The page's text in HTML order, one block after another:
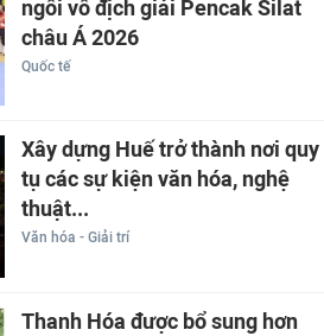
ngôi vô địch giải Pencak Silat
châu Á 2026
Quốc tế
Xây dựng Huế trở thành nơi quy
tụ các sự kiện văn hóa, nghệ
thuật...
Văn hóa - Giải trí
Thanh Hóa được bổ sung hơn